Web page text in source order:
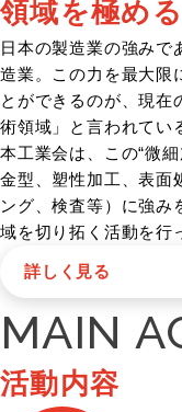
領域を極める
日本の製造業の強みで
造業。この力を最大限
とができるのが、現在
術領域」と言われてい
本工業会は、この“微
金型、塑性加工、表面
ング、検査等）に強み
域を切り拓く活動を行
詳しく見る
MAIN
活動内容